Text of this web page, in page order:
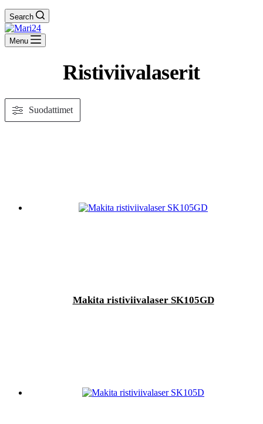
Search
Menu
Ristiviivalaserit
Suodattimet
Makita ristiviivalaser SK105GD